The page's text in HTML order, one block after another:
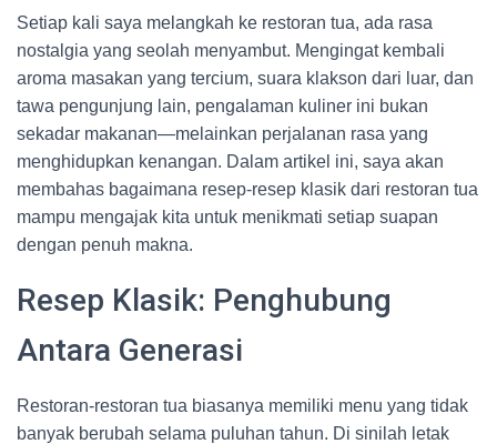
Setiap kali saya melangkah ke restoran tua, ada rasa
nostalgia yang seolah menyambut. Mengingat kembali
aroma masakan yang tercium, suara klakson dari luar, dan
tawa pengunjung lain, pengalaman kuliner ini bukan
sekadar makanan—melainkan perjalanan rasa yang
menghidupkan kenangan. Dalam artikel ini, saya akan
membahas bagaimana resep-resep klasik dari restoran tua
mampu mengajak kita untuk menikmati setiap suapan
dengan penuh makna.
Resep Klasik: Penghubung
Antara Generasi
Restoran-restoran tua biasanya memiliki menu yang tidak
banyak berubah selama puluhan tahun. Di sinilah letak